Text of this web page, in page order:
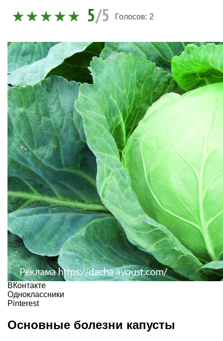
5/5 Голосов: 2
ВКонтакте
Одноклассники
Pinterest
Основные болезни капусты